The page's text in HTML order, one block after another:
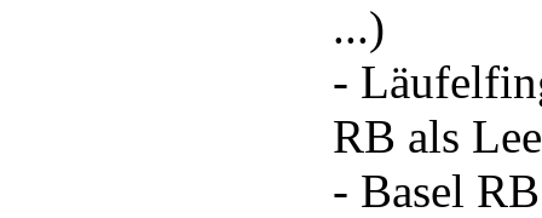
...)
-
RB als
- Basel